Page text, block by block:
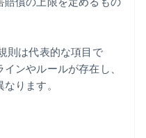
則は代表的な項目で
ンやルールが存在し、
ります。